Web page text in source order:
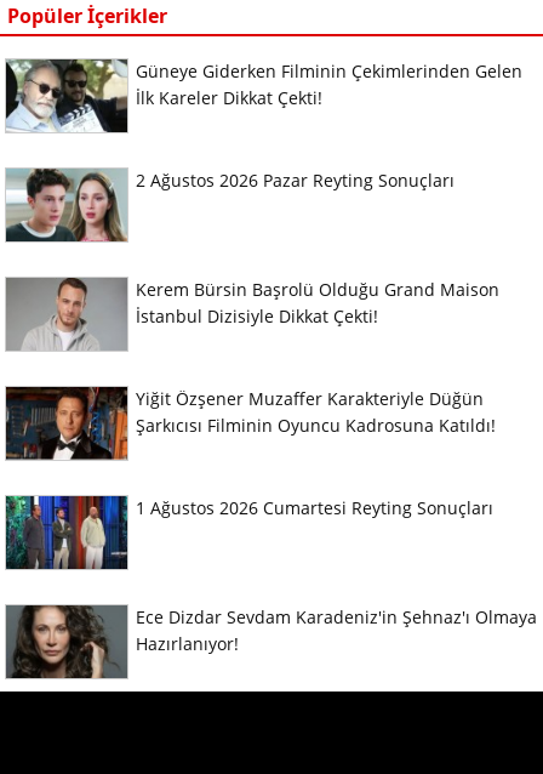
Popüler İçerikler
Güneye Giderken Filminin Çekimlerinden Gelen
İlk Kareler Dikkat Çekti!
2 Ağustos 2026 Pazar Reyting Sonuçları
Kerem Bürsin Başrolü Olduğu Grand Maison
İstanbul Dizisiyle Dikkat Çekti!
Yiğit Özşener Muzaffer Karakteriyle Düğün
Şarkıcısı Filminin Oyuncu Kadrosuna Katıldı!
1 Ağustos 2026 Cumartesi Reyting Sonuçları
Ece Dizdar Sevdam Karadeniz'in Şehnaz'ı Olmaya
Hazırlanıyor!